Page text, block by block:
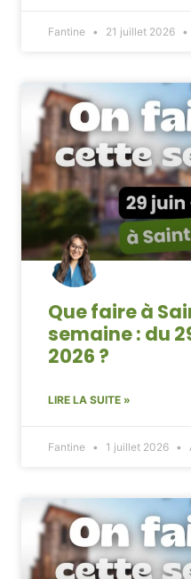
Fantine 21 juillet 2026
Que faire à
semaine : du
2026 ?
LIRE LA SUITE »
Fantine 1 juillet 2026